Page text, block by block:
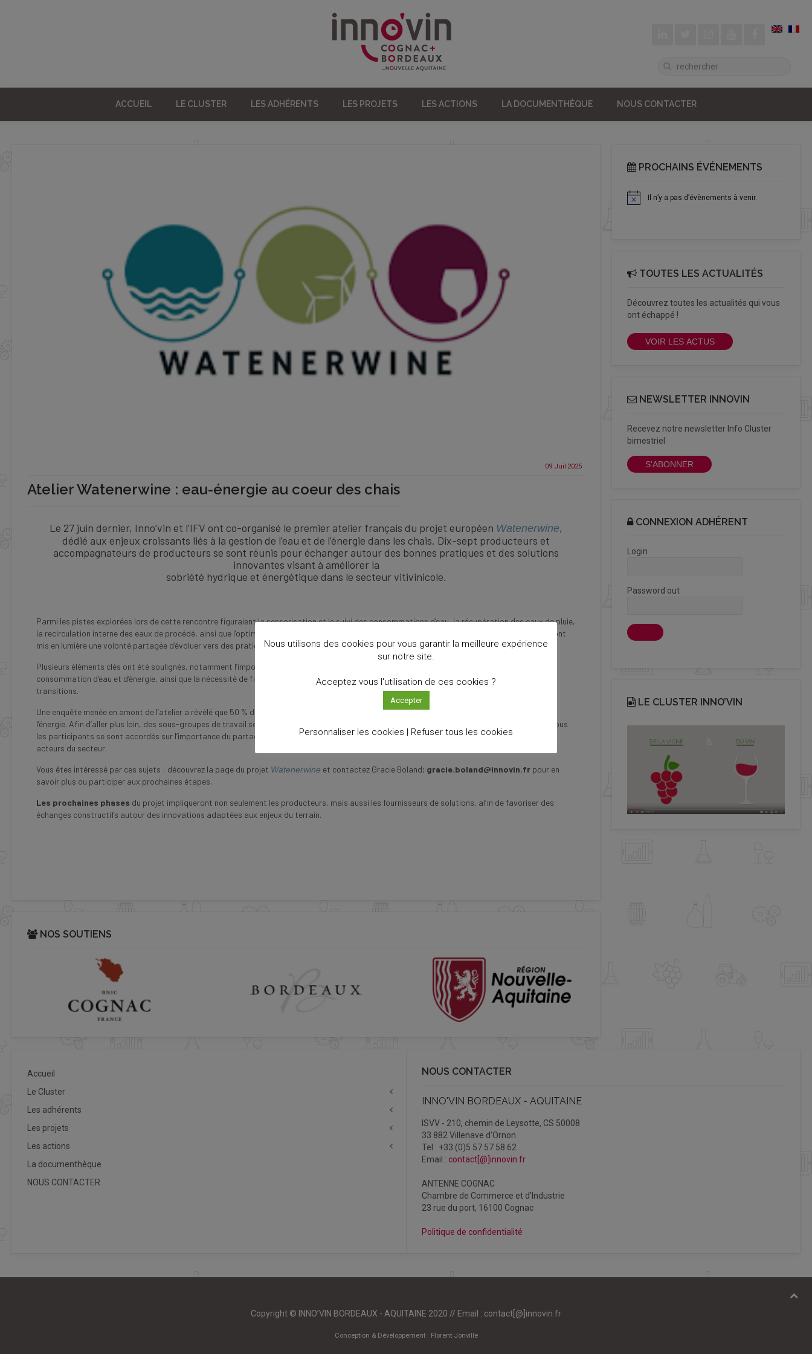
ACCUEIL LE CLUSTER LES ADHÉRENTS LES PROJETS LES ACTIONS LA DOCUMENTHÈQUE NOUS CONTACTER
09 Juil 2025
Atelier Watenerwine : eau-énergie au coeur des chais
Le 27 juin dernier, Inno’vin et l’IFV ont co-organisé le premier atelier français du projet européen Watenerwine,
dédié aux enjeux croissants liés à la gestion de l’eau et de l’énergie dans les chais. Dix-sept producteurs et
accompagnateurs de producteurs se sont réunis pour échanger autour des bonnes pratiques et des solutions
innovantes visant à améliorer la
sobriété hydrique et énergétique dans le secteur vitivinicole.
Parmi les pistes explorées lors de cette rencontre figuraient la sensorisation et le suivi des consommations d’eau, la récupération des eaux de pluie,
la recirculation interne des eaux de procédé, ainsi que l’optimisation des systèmes de nettoyage et de traitement des effluents. Ces échanges ont
mis en lumière une volonté partagée d’évoluer vers des pratiques plus sobres, résilientes et respectueuses de l’environnement.
Plusieurs éléments clés ont été soulignés, notamment l’importance du retour sur investissement dans les démarches de réduction de la
consommation d’eau et d’énergie, ainsi que la nécessité de financements publics pour accompagner les
transitions.
Une enquête menée en amont de l’atelier a révélé que 50 % des caves appliquent déjà de bonnes pratiques en matière de gestion de l’eau et de
l’énergie. Afin d’aller plus loin, des sous-groupes de travail seront prochainement mis en place pour répondre aux besoins concrets du terrain. Tous
les participants se sont accordés sur l’importance du partage d’informations pertinentes et sur la nécessité de renforcer la coopération entre
acteurs du secteur.
Vous êtes intéressé par ces sujets : découvrez la page du projet Watenerwine et contactez Gracie Boland; gracie.boland@innovin.fr pour en
savoir plus ou participer aux prochaines étapes.
Les prochaines phases du projet impliqueront non seulement les producteurs, mais aussi les fournisseurs de solutions, afin de favoriser des
échanges constructifs autour des innovations adaptées aux enjeux du terrain.
NOS SOUTIENS
PROCHAINS ÉVÉNEMENTS
Notice Il n’y a pas d’évènements à venir.
TOUTES LES ACTUALITÉS
Découvrez toutes les actualités qui vous
ont échappé !
VOIR LES ACTUS
NEWSLETTER INNOVIN
Recevez notre newsletter Info Cluster
bimestriel
S'ABONNER
CONNEXION ADHÉRENT
Login
Password out
LE CLUSTER INNO’VIN
Accueil
Le Cluster
Les adhérents
Les projets
Les actions
La documenthèque
NOUS CONTACTER
NOUS CONTACTER
INNO'VIN BORDEAUX - AQUITAINE
ISVV - 210, chemin de Leysotte, CS 50008
33 882 Villenave d'Ornon
Tel : +33 (0)5 57 57 58 62
Email : contact[@]innovin.fr
ANTENNE COGNAC
Chambre de Commerce et d'Industrie
23 rue du port, 16100 Cognac
Politique de confidentialité
Copyright © INNO’VIN BORDEAUX - AQUITAINE 2020 // Email : contact[@]innovin.fr
Conception & Développement : Florent Jonville
Nous utilisons des cookies pour vous garantir la meilleure expérience
sur notre site.
Acceptez vous l'utilisation de ces cookies ?
Accepter
Personnaliser les cookies | Refuser tous les cookies